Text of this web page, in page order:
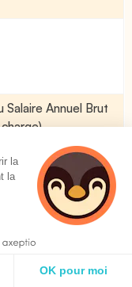
Annuel Brut
la
la
OK pour moi